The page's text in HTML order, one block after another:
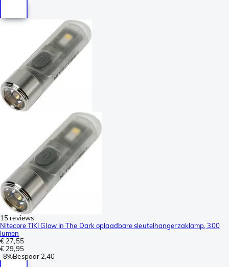
15 reviews
Nitecore TIKI Glow In The Dark oplaadbare sleutelhangerzaklamp, 300
lumen
€ 27,55
€ 29,95
-8%Bespaar 2,40